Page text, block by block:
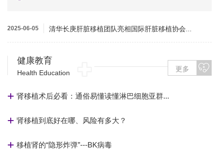
2025-06-05 清华长庚肝脏移植团队亮相国际肝脏移植协会...
更多
健康教育
Health Education
肾移植术后必看：通俗易懂读懂淋巴细胞亚群...
肾移植到底好在哪、风险有多大？
移植肾的“隐形炸弹”---BK病毒